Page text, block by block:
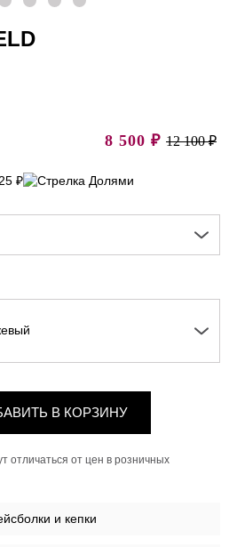
8 500 ₽ 12 100 ₽
₽
В КОРЗИНУ
отличаться от цен в розничных
и кепки